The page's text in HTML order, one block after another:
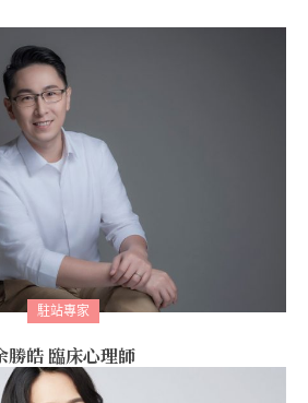
駐站專家
勝皓 臨床心理師